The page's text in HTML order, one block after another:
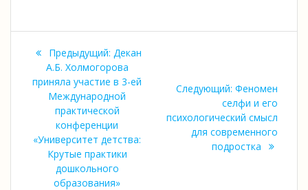
Навигация
по
записям
Предыдущий: Предыдущая
запись:
Декан
А.Б. Холмогорова
приняла участие в 3-ей
Международной
практической
конференции
«Университет детства:
Крутые практики
дошкольного
образования»
Следующий: Следующая
запись:
Феномен
селфи и его
психологический смысл
для современного
подростка